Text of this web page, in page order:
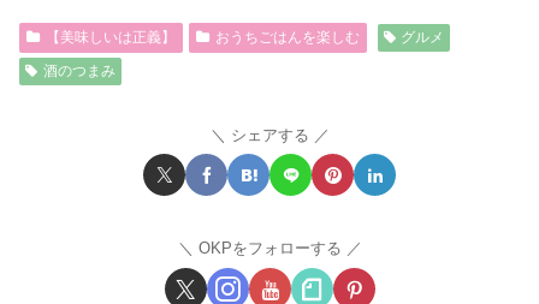
【美味しいは正義】 おうちごはんを楽しむ
グルメ
酒のつまみ
シェアする
OKPをフォローする